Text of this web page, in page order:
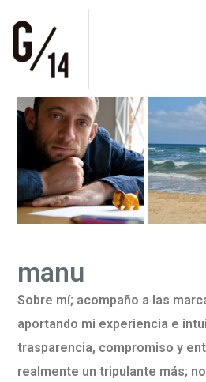
manu
Sobre mí; acompaño a las
aportando mi experiencia e
trasparencia, compromiso y
realmente un tripulante más;